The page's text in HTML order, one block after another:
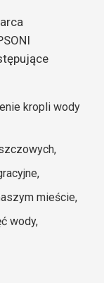
kropli wody
mieście,
wody,